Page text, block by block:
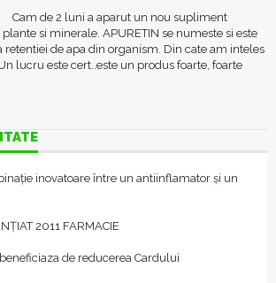
Cam de 2 luni a aparut un nou supliment
si minerale. APURETIN se numeste si este
retentiei de apa din organism. Din cate am inteles
lucru este cert..este un produs foarte, foarte
inovatoare între un antiinflamator și un
2011 FARMACIE
de reducerea Cardului